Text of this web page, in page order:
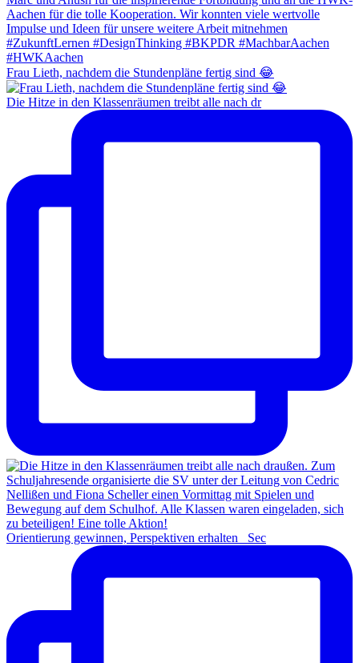
Frau Lieth, nachdem die Stundenpläne fertig sind 😂
Die Hitze in den Klassenräumen treibt alle nach dr
Orientierung gewinnen, Perspektiven erhalten Sec